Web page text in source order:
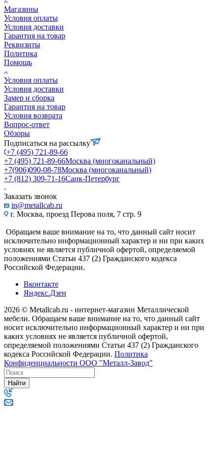
Магазины
Условия оплаты
Условия доставки
Гарантия на товар
Реквизиты
Политика
Помощь
Условия оплаты
Условия доставки
Замер и сборка
Гарантия на товар
Условия возврата
Вопрос-ответ
Обзоры
Подписаться на рассылку
+7 (495) 721-89-66
+7 (495) 721-89-66Москва (многоканальный)
+7(906)090-08-78Москва (многоканальный)
+7 (812) 309-71-16Санк-Петербург
Заказать звонок
in@metallcab.ru
г. Москва, проезд Перова поля, 7 стр. 9
Обращаем ваше внимание на то, что данный сайт носит
исключительно информационный характер и ни при каких
условиях не является публичной офертой, определяемой
положениями Статьи 437 (2) Гражданского кодекса
Российской Федерации.
Вконтакте
Яндекс.Дзен
2026 © Metallcab.ru - интернет-магазин Металлической
мебели. Обращаем ваше внимание на то, что данный сайт
носит исключительно информационный характер и ни при
каких условиях не является публичной офертой,
определяемой положениями Статьи 437 (2) Гражданского
кодекса Российской Федерации. Политика
Конфиденциальности ООО "Металл-Завод"
Найти